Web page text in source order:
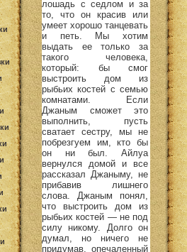
лошадь с седлом и за
то, что он красив или
умеет хорошо танцевать
и петь. Мы хотим
выдать ее только за
такого человека,
который: бы смог
выстроить дом из
рыбьих костей с семью
комнатами. Если
Джаным сможет это
выполнить, пусть
сватает сестру, мы не
побрезгуем им, кто бы
он ни был. Айлуа
вернулся домой и все
рассказал Джаныму, не
прибавив лишнего
слова. Джаным понял,
что выстроить дом из
рыбьих костей — не под
силу никому. Долго он
думал, но ничего не
придумав, опечаленный